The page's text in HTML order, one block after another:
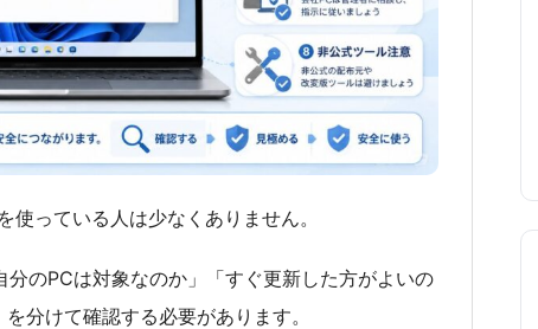
っている人は少なくありません。
のPCは対象なのか」「すぐ更新した方がよいの
分けて確認する必要があります。